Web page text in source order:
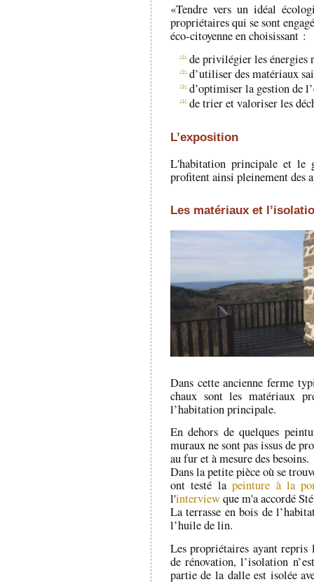
«Tendre vers un idéal
propriétaires qui se sont
éco-citoyenne en choisissant :
de privilégier les énergies
d’utiliser des matériaux
d’optimiser la gestion de
de trier et valoriser les
L’exposition
L'habitation principale et le
profitent ainsi pleinement des
Les matériaux et
Dans cette ancienne ferme
chaux sont les matériaux
l’habitation principale.
En dehors de quelques
muraux ne sont pas issus de
au fur et à mesure des besoins.
Dans la petite pièce où se
ont testé lapeinture à la
l'interviewque m'a accordé
La terrasse en bois de
l’huile de lin.
Les propriétaires ayant repris
de rénovation, l’isolation
partie de la dalle est isolée